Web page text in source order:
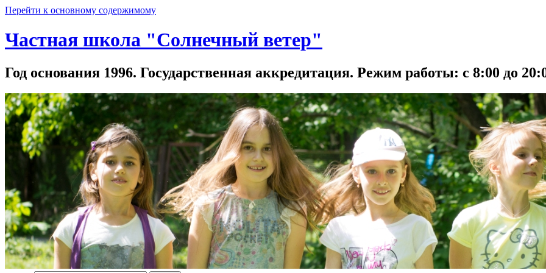
Перейти к основному содержимому
Частная школа "Солнечный ветер"
Год основания 1996. Государственная аккредитация. Режим работы: с 8:00 до